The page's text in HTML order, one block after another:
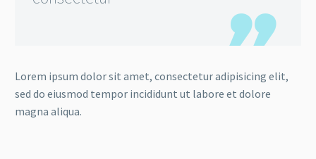
Lorem ipsum dolor sit amet, consectetur adipisicing elit,
sed do eiusmod tempor incididunt ut labore et dolore
magna aliqua.